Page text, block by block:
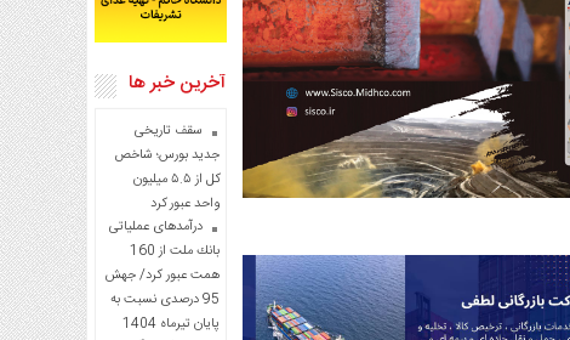
آخرین خبر ها
سقف تاریخی
جدید بورس؛ شاخص
کل از ۵.۵ میلیون
واحد عبور کرد
درآمدهای عملیاتی
بانك ملت از 160
همت عبور كرد/ جهش
95 درصدی نسبت به
پایان تیرماه 1404